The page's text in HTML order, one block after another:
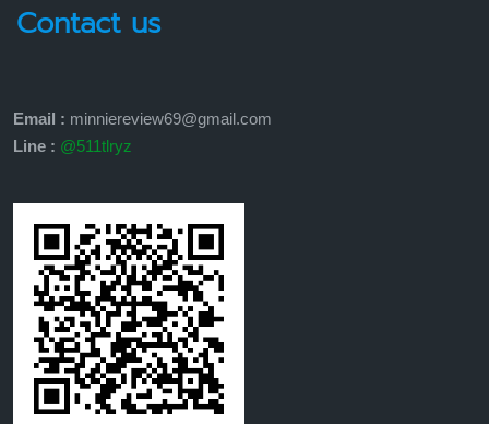
Contact us
Email : minniereview69@gmail.com
Line : @511tlryz